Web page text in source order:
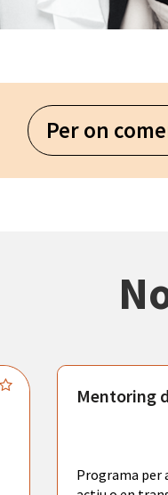
Per on
Mentoring
Programa per